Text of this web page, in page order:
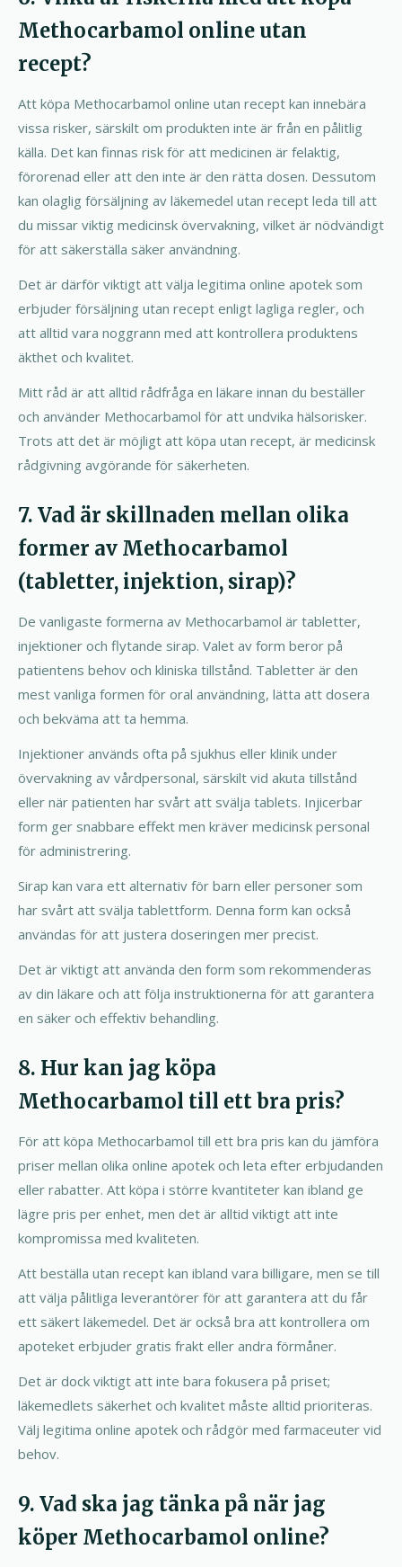
Methocarbamol online utan
recept?
Att köpa Methocarbamol online utan recept kan innebära
vissa risker, särskilt om produkten inte är från en pålitlig
källa. Det kan finnas risk för att medicinen är felaktig,
förorenad eller att den inte är den rätta dosen. Dessutom
kan olaglig försäljning av läkemedel utan recept leda till att
du missar viktig medicinsk övervakning, vilket är nödvändigt
för att säkerställa säker användning.
Det är därför viktigt att välja legitima online apotek som
erbjuder försäljning utan recept enligt lagliga regler, och
att alltid vara noggrann med att kontrollera produktens
äkthet och kvalitet.
Mitt råd är att alltid rådfråga en läkare innan du beställer
och använder Methocarbamol för att undvika hälsorisker.
Trots att det är möjligt att köpa utan recept, är medicinsk
rådgivning avgörande för säkerheten.
7. Vad är skillnaden mellan olika
former av Methocarbamol
(tabletter, injektion, sirap)?
De vanligaste formerna av Methocarbamol är tabletter,
injektioner och flytande sirap. Valet av form beror på
patientens behov och kliniska tillstånd. Tabletter är den
mest vanliga formen för oral användning, lätta att dosera
och bekväma att ta hemma.
Injektioner används ofta på sjukhus eller klinik under
övervakning av vårdpersonal, särskilt vid akuta tillstånd
eller när patienten har svårt att svälja tablets. Injicerbar
form ger snabbare effekt men kräver medicinsk personal
för administrering.
Sirap kan vara ett alternativ för barn eller personer som
har svårt att svälja tablettform. Denna form kan också
användas för att justera doseringen mer precist.
Det är viktigt att använda den form som rekommenderas
av din läkare och att följa instruktionerna för att garantera
en säker och effektiv behandling.
8. Hur kan jag köpa
Methocarbamol till ett bra pris?
För att köpa Methocarbamol till ett bra pris kan du jämföra
priser mellan olika online apotek och leta efter erbjudanden
eller rabatter. Att köpa i större kvantiteter kan ibland ge
lägre pris per enhet, men det är alltid viktigt att inte
kompromissa med kvaliteten.
Att beställa utan recept kan ibland vara billigare, men se till
att välja pålitliga leverantörer för att garantera att du får
ett säkert läkemedel. Det är också bra att kontrollera om
apoteket erbjuder gratis frakt eller andra förmåner.
Det är dock viktigt att inte bara fokusera på priset;
läkemedlets säkerhet och kvalitet måste alltid prioriteras.
Välj legitima online apotek och rådgör med farmaceuter vid
behov.
9. Vad ska jag tänka på när jag
köper Methocarbamol online?